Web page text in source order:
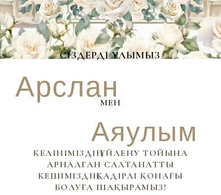
ҚҰРМЕТТІ ҚОНАҚТАР!
СІЗДЕРДІ ҰЛЫМЫЗ
Арслан
МЕН
Аяулым
КЕЛІНІМІЗДІҢ ҮЙЛЕНУ ТОЙЫНА
АРНАЛҒАН САЛТАНАТТЫ
КЕШІМІЗДІҢ ҚАДІРЛІ ҚОНАҒЫ
БОЛУҒА ШАҚЫРАМЫЗ!